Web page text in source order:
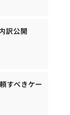
訳公開
すべきケー